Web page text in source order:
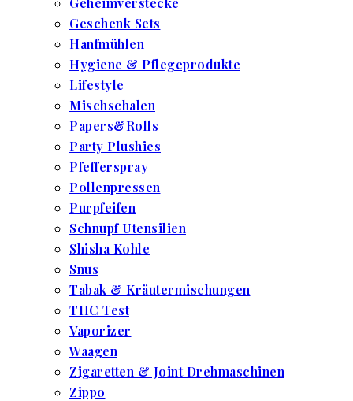
Geschenk Sets
Hanfmühlen
Hygiene & Pflegeprodukte
Lifestyle
Mischschalen
Papers&Rolls
Party Plushies
Pfefferspray
Pollenpressen
Purpfeifen
Schnupf Utensilien
Shisha Kohle
Snus
Tabak & Kräutermischungen
THC Test
Vaporizer
Waagen
Zigaretten & Joint Drehmaschinen
Zippo